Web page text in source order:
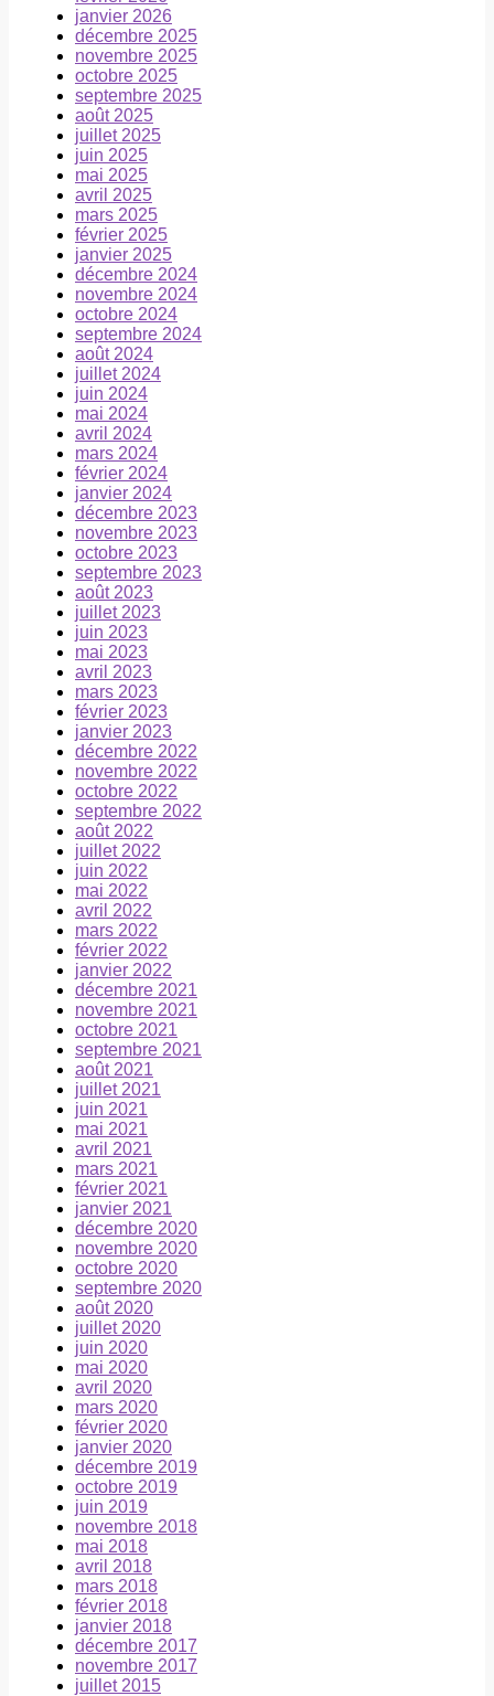
janvier 2026
décembre 2025
novembre 2025
octobre 2025
septembre 2025
août 2025
juillet 2025
juin 2025
mai 2025
avril 2025
mars 2025
février 2025
janvier 2025
décembre 2024
novembre 2024
octobre 2024
septembre 2024
août 2024
juillet 2024
juin 2024
mai 2024
avril 2024
mars 2024
février 2024
janvier 2024
décembre 2023
novembre 2023
octobre 2023
septembre 2023
août 2023
juillet 2023
juin 2023
mai 2023
avril 2023
mars 2023
février 2023
janvier 2023
décembre 2022
novembre 2022
octobre 2022
septembre 2022
août 2022
juillet 2022
juin 2022
mai 2022
avril 2022
mars 2022
février 2022
janvier 2022
décembre 2021
novembre 2021
octobre 2021
septembre 2021
août 2021
juillet 2021
juin 2021
mai 2021
avril 2021
mars 2021
février 2021
janvier 2021
décembre 2020
novembre 2020
octobre 2020
septembre 2020
août 2020
juillet 2020
juin 2020
mai 2020
avril 2020
mars 2020
février 2020
janvier 2020
décembre 2019
octobre 2019
juin 2019
novembre 2018
mai 2018
avril 2018
mars 2018
février 2018
janvier 2018
décembre 2017
novembre 2017
juillet 2015